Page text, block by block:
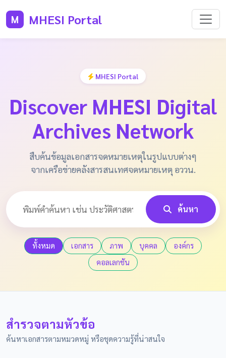
M MHESI Portal
MHESI Portal
Discover MHESI Digital
Archives Network
สืบค้นข้อมูลเอกสารจดหมายเหตุในรูปแบบต่างๆ
จากเครือข่ายคลังสารสนเทศจดหมายเหตุ อววน.
ค้นหา
ทั้งหมด เอกสาร ภาพ บุคคล
องค์กร
คอลเลกชัน
สำรวจตามหัวข้อ
ค้นหาเอกสารตามหมวดหมู่ หรือชุดความรู้ที่น่าสนใจ